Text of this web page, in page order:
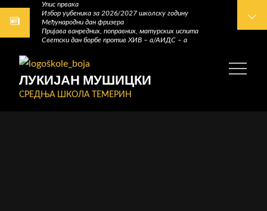
Skip
Упис првака
Избор уџбеника за 2026/2027 школску годину
Међународни дан фризера
Пријава ванредних, поправних, матурских испита
Светски дан борбе против ХИВ – а/АИДС – а
ЛУКИЈАН МУШИЦКИ
СРЕДЊА ШКОЛА ТЕМЕРИН